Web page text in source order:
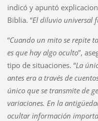
indicó y apuntó
Biblia. “El diluvio universal
“Cuando un mito se repite
es que hay algo oculto”,
tipo de situaciones. “La
antes era a través de
único que se transmite de
variaciones. En la
ocultar información